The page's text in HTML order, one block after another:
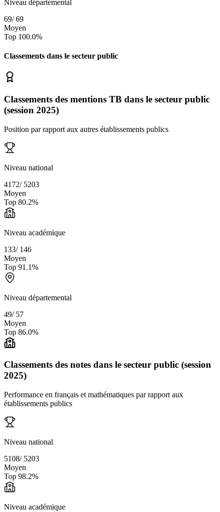
Niveau départemental
69/69
Moyen
Top 100.0%
Classements dans le secteur public
Classements des mentions TB dans le secteur public
(session 2025)
Position par rapport aux autres établissements publics
Niveau national
4172/ 5203
Moyen
Top 80.2%
Niveau académique
133/ 146
Moyen
Top 91.1%
Niveau départemental
49/ 57
Moyen
Top 86.0%
Classements des notes dans le secteur public (session
2025)
Performance en français et mathématiques par rapport aux
établissements publics
Niveau national
5108/ 5203
Moyen
Top 98.2%
Niveau académique